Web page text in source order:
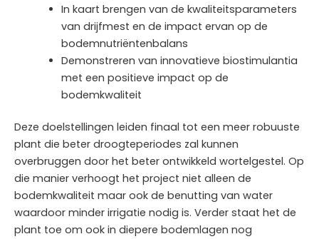
In kaart brengen van de kwaliteitsparameters
van drijfmest en de impact ervan op de
bodemnutriëntenbalans
Demonstreren van innovatieve biostimulantia
met een positieve impact op de
bodemkwaliteit
Deze doelstellingen leiden finaal tot een meer robuuste
plant die beter droogteperiodes zal kunnen
overbruggen door het beter ontwikkeld wortelgestel. Op
die manier verhoogt het project niet alleen de
bodemkwaliteit maar ook de benutting van water
waardoor minder irrigatie nodig is. Verder staat het de
plant toe om ook in diepere bodemlagen nog